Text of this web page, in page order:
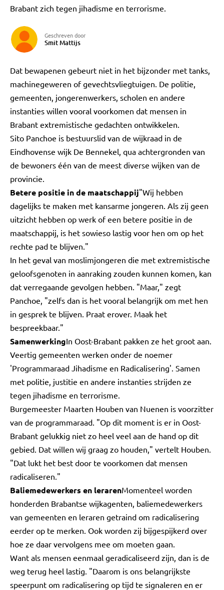
Brabant zich tegen jihadisme en terrorisme.
Geschreven door
Smit Mattijs
Dat bewapenen gebeurt niet in het bijzonder met tanks,
machinegeweren of gevechtsvliegtuigen. De politie,
gemeenten, jongerenwerkers, scholen en andere
instanties willen vooral voorkomen dat mensen in
Brabant extremistische gedachten ontwikkelen.
Sito Panchoe is bestuurslid van de wijkraad in de
Eindhovense wijk De Bennekel, qua achtergronden van
de bewoners één van de meest diverse wijken van de
provincie.
Betere positie in de maatschappij"Wij hebben
dagelijks te maken met kansarme jongeren. Als zij geen
uitzicht hebben op werk of een betere positie in de
maatschappij, is het sowieso lastig voor hen om op het
rechte pad te blijven."
In het geval van moslimjongeren die met extremistische
geloofsgenoten in aanraking zouden kunnen komen, kan
dat verregaande gevolgen hebben. "Maar," zegt
Panchoe, "zelfs dan is het vooral belangrijk om met hen
in gesprek te blijven. Praat erover. Maak het
bespreekbaar."
SamenwerkingIn Oost-Brabant pakken ze het groot aan.
Veertig gemeenten werken onder de noemer
'Programmaraad Jihadisme en Radicalisering'. Samen
met politie, justitie en andere instanties strijden ze
tegen jihadisme en terrorisme.
Burgemeester Maarten Houben van Nuenen is voorzitter
van de programmaraad. "Op dit moment is er in Oost-
Brabant gelukkig niet zo heel veel aan de hand op dit
gebied. Dat willen wij graag zo houden," vertelt Houben.
"Dat lukt het best door te voorkomen dat mensen
radicaliseren."
Baliemedewerkers en lerarenMomenteel worden
honderden Brabantse wijkagenten, baliemedewerkers
van gemeenten en leraren getraind om radicalisering
eerder op te merken. Ook worden zij bijgespijkerd over
hoe ze daar vervolgens mee om moeten gaan.
Want als mensen eenmaal geradicaliseerd zijn, dan is de
weg terug heel lastig. "Daarom is ons belangrijkste
speerpunt om radicalisering op tijd te signaleren en er